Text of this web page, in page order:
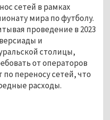
сетей в рамках
мира по футболу.
проведение в 2023
и
столицы,
от операторов
переносу сетей, что
расходы.